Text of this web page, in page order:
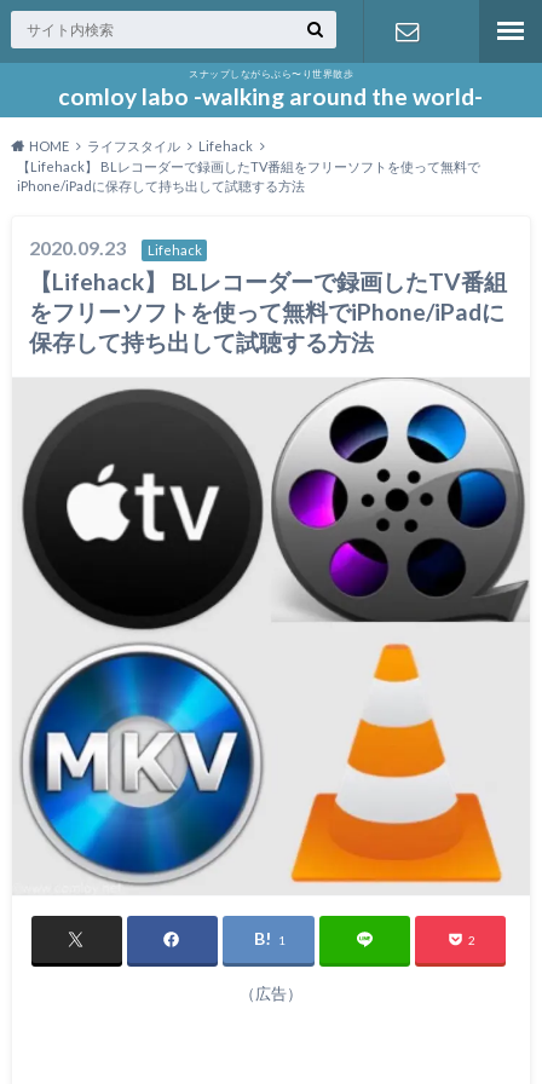
スナップしながらぶら〜り世界散歩
comloy labo -walking around the world-
お問い合わ
HOME ライフスタイル
Lifehack
【Lifehack】 BLレコーダーで録画したTV番組をフリーソフトを使って無料で
iPhone/iPadに保存して持ち出して試聴する方法
2020.09.23 Lifehack
【Lifehack】 BLレコーダーで録画したTV番組
をフリーソフトを使って無料でiPhone/iPadに
保存して持ち出して試聴する方法
1 2
（広告）